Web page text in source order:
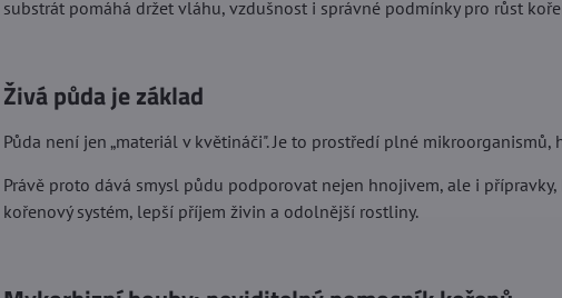
substrát pomáhá držet vláhu, vzdušnost i správné podmínky pro růst
Živá půda je základ
Půda není jen „materiál v květináči". Je to prostředí plné
Právě proto dává smysl půdu podporovat nejen hnojivem, ale i
kořenový systém, lepší příjem živin a odolnější rostliny.